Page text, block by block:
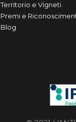
Territorio e Vigneti
Premi e
Blog